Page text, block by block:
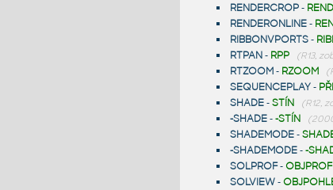
RENDERCROP-
RENDERONLINE-
RIBBONVPORTS-
RTPAN- RPP (R13,
RTZOOM- RZOOM
SEQUENCEPLAY-
SHADE-STÍN (R12,
-SHADE--STÍN
SHADEMODE-
-SHADEMODE--
SOLPROF-OBJPROF
SOLVIEW-